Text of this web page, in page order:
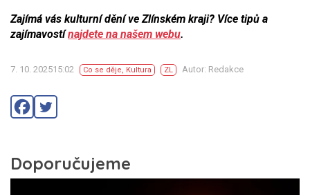
Zajímá vás kulturní dění ve Zlínském kraji? Více tipů a
zajímavostínajdete na našem webu.
7. 10. 202515:02 Co se děje, Kultura ZL Autor: Redakce